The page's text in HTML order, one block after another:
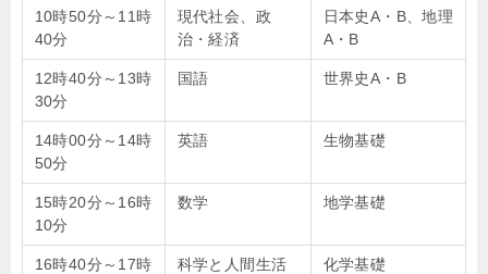
10時50分～11時
40分
現代社会、政
治・経済
日本史A・B、地理
A・B
12時40分～13時
30分
国語 世界史A・B
14時00分～14時
50分
英語 生物基礎
15時20分～16時
10分
数学 地学基礎
16時40分～17時
科学と人間生活 化学基礎